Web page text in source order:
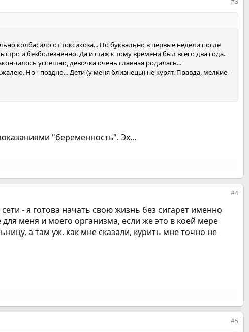
колбасило от токсикоза... Но буквально в первые недели после
и безболезненно. Да и стаж к тому времени был всего два года.
успешно, девочка очень славная родилась...
Но - поздно... Дети (у меня близнецы) не курят. Правда, мелкие -
"беременность". Эх...
#4
- я готова начать свою жизнь без сигарет именно
меня и моего организма, если же это в коей мере
а там уж. как мне сказали, курить мне точно не
#5